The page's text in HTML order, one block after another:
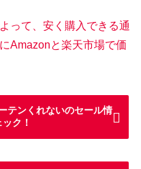
って、安く購入できる通
Amazonと楽天市場で価
テンくれないのセール情
ク！